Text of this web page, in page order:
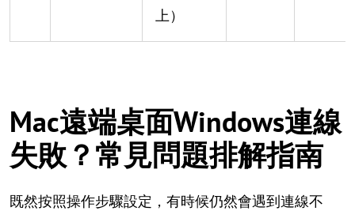
上）
Mac遠端桌面Windows連線
失敗？常見問題排解指南
既然按照操作步驟設定，有時候仍然會遇到連線不